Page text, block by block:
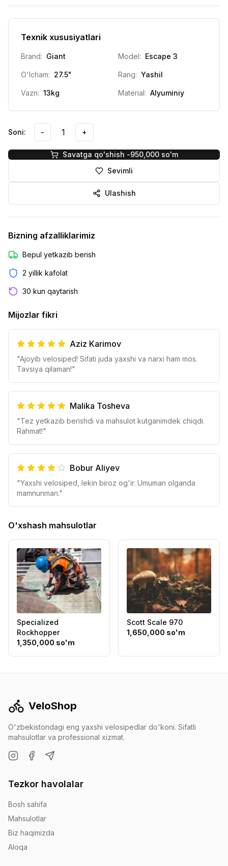
Texnik xususiyatlari
Brand: Giant Model: Escape 3
O'lcham: 27.5" Rang: Yashil
Vazn: 13kg Material: Alyuminiy
Soni: - 1 +
Savatga qo'shish -950,000so'm
Sevimli
Ulashish
Bizning afzalliklarimiz
Bepul yetkazib berish
2 yillik kafolat
30 kun qaytarish
Mijozlar fikri
Aziz Karimov
"Ajoyib velosiped! Sifati juda yaxshi va narxi ham mos.
Tavsiya qilaman!"
Malika Tosheva
"Tez yetkazib berishdi va mahsulot kutganimdek chiqdi.
Rahmat!"
Bobur Aliyev
"Yaxshi velosiped, lekin biroz og'ir. Umuman olganda
mamnunman."
O'xshash mahsulotlar
Specialized
Rockhopper
1,350,000 so'm
Scott Scale 970
1,650,000 so'm
VeloShop
O'zbekistondagi eng yaxshi velosipedlar do'koni. Sifatli
mahsulotlar va professional xizmat.
Tezkor havolalar
Bosh sahifa
Mahsulotlar
Biz haqimizda
Aloqa